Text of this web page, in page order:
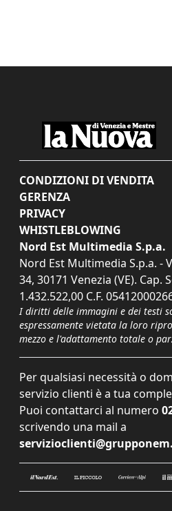
CONDIZIONI DI VENDITA
GERENZA
PRIVACY
WHISTLEBLOWING
Nord Est Multimedia S.p.a.
Nord Est Multimedia S.p.a. -
34, 30171 Venezia (VE). Cap.
1.432.522,00 C.F.
I diritti delle immagini e dei testi
espressamente vietata la loro
mezzo e l'adattamento totale o
Per qualsiasi necessità o
servizio clienti è a tua
Puoi contattarci al numero
scrivendo una mail a